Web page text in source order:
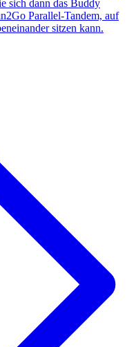
sich dann das Buddy
Parallel-Tandem, auf
sitzen kann.